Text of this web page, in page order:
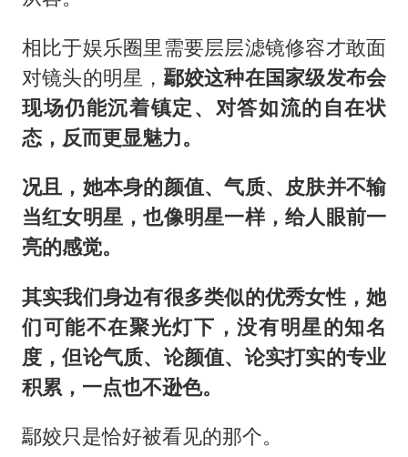
相比于娱乐圈里需要层层滤镜修容才敢面
对镜头的明星， 鄢姣这种在国家级发布会
现场仍能沉着镇定、对答如流的自在状
态，反而更显魅力。
况且，她本身的颜值、气质、皮肤并不输
当红女明星，也像明星一样，给人眼前一
亮的感觉。
其实我们身边有很多类似的优秀女性，她
们可能不在聚光灯下，没有明星的知名
度，但论气质、论颜值、论实打实的专业
积累，一点也不逊色。
鄢姣只是恰好被看见的那个。